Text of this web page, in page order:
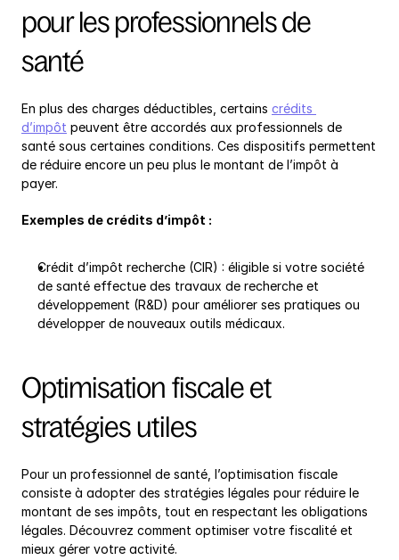
pour les professionnels de
santé
En plus des charges déductibles, certains crédits
d’impôt peuvent être accordés aux professionnels de
santé sous certaines conditions. Ces dispositifs permettent
de réduire encore un peu plus le montant de l’impôt à
payer.
Exemples de crédits d’impôt :
Crédit d’impôt recherche (CIR) : éligible si votre société
de santé effectue des travaux de recherche et
développement (R&D) pour améliorer ses pratiques ou
développer de nouveaux outils médicaux.
Optimisation fiscale et
stratégies utiles
Pour un professionnel de santé, l’optimisation fiscale
consiste à adopter des stratégies légales pour réduire le
montant de ses impôts, tout en respectant les obligations
légales. Découvrez comment optimiser votre fiscalité et
mieux gérer votre activité.